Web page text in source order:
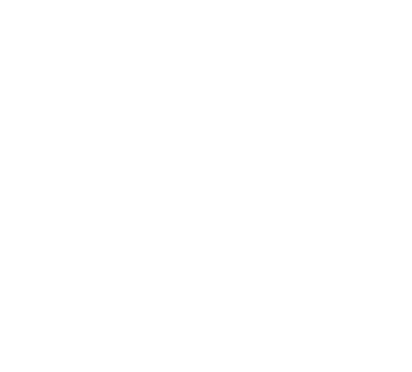
il nostro portfolio completo.
ti aiuterà a trovare il dispositivo più adatto a te.
Global Job Market e trova le posizioni aperte per ogni profilo di carriera.
un nostro referente.